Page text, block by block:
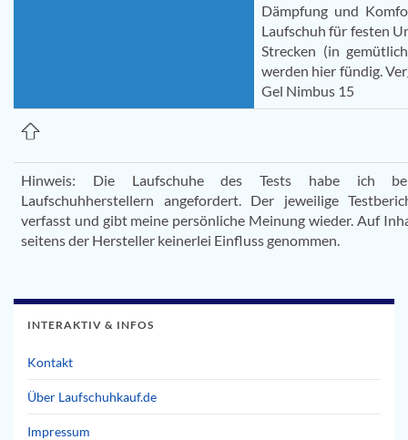
Dämpfung und
Laufschuh für festen
Strecken (in
werden hier fündig.
Gel Nimbus 15
Hinweis: Die Laufschuhe des Tests habe ich
Laufschuhherstellern angefordert. Der jeweilige
verfasst und gibt meine persönliche Meinung wieder. Auf
seitens der Hersteller keinerlei Einfluss genommen.
INTERAKTIV & INFOS
Kontakt
Über Laufschuhkauf.de
Impressum